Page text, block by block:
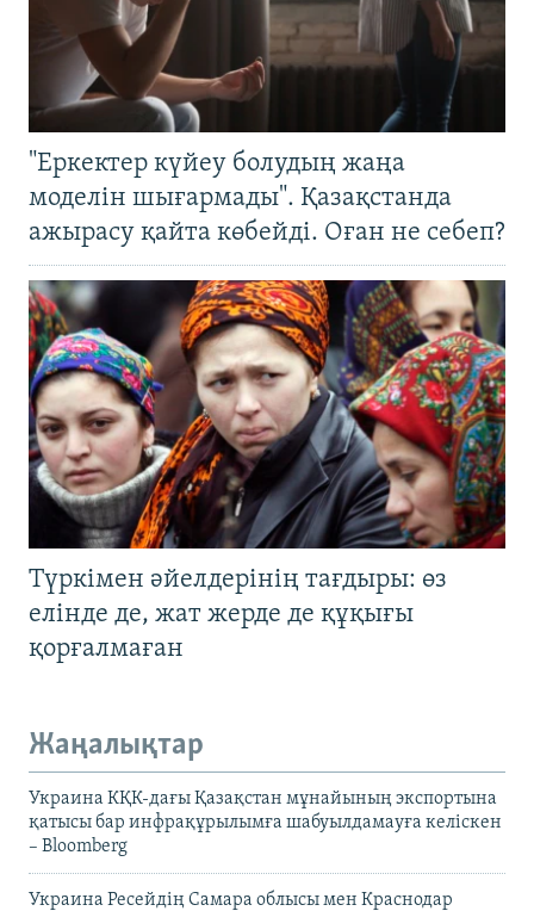
"Еркектер күйеу болудың жаңа
моделін шығармады". Қазақстанда
ажырасу қайта көбейді. Оған не себеп?
Түркімен әйелдерінің тағдыры: өз
елінде де, жат жерде де құқығы
қорғалмаған
Жаңалықтар
Украина КҚК-дағы Қазақстан мұнайының экспортына
қатысы бар инфрақұрылымға шабуылдамауға келіскен
– Bloomberg
Украина Ресейдің Самара облысы мен Краснодар